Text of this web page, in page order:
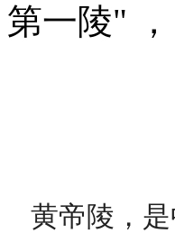
第一陵"
黄帝陵，